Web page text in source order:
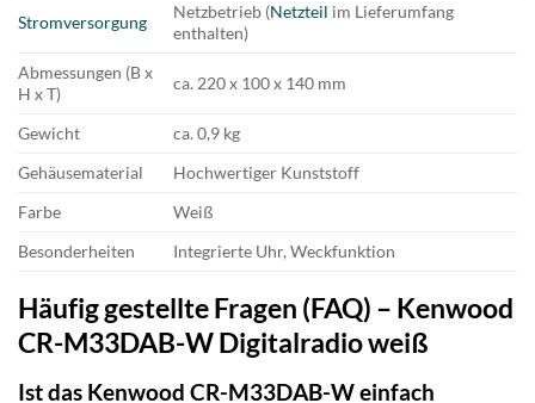
Stromversorgung
Netzbetrieb (Netzteil im Lieferumfang
enthalten)
Abmessungen (B x
H x T)
ca. 220 x 100 x 140 mm
Gewicht
ca. 0,9 kg
Gehäusematerial
Hochwertiger Kunststoff
Farbe
Weiß
Besonderheiten
Integrierte Uhr, Weckfunktion
Häufig gestellte Fragen (FAQ) – Kenwood
CR-M33DAB-W Digitalradio weiß
Ist das Kenwood CR-M33DAB-W einfach